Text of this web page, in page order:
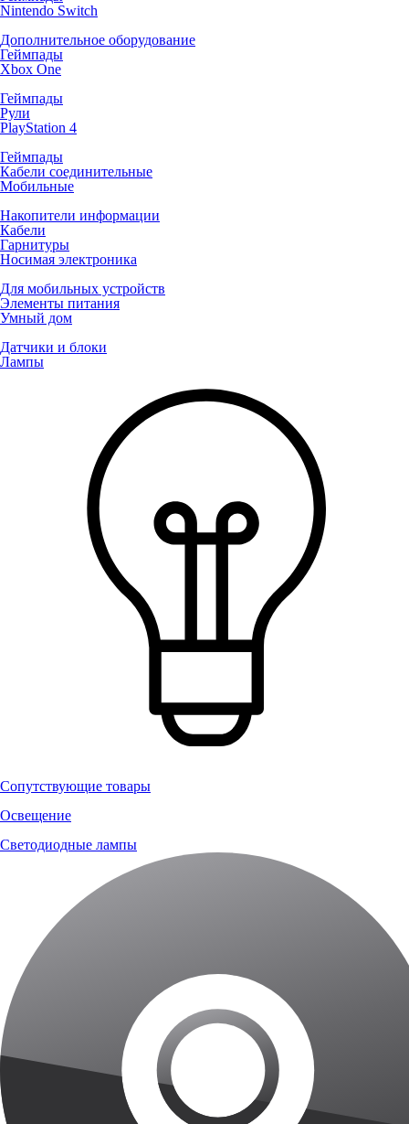
Nintendo Switch
Дополнительное оборудование
Геймпады
Xbox One
Геймпады
Рули
PlayStation 4
Геймпады
Кабели соединительные
Мобильные
Накопители информации
Кабели
Гарнитуры
Носимая электроника
Для мобильных устройств
Элементы питания
Умный дом
Датчики и блоки
Лампы
Сопутствующие товары
Освещение
Светодиодные лампы